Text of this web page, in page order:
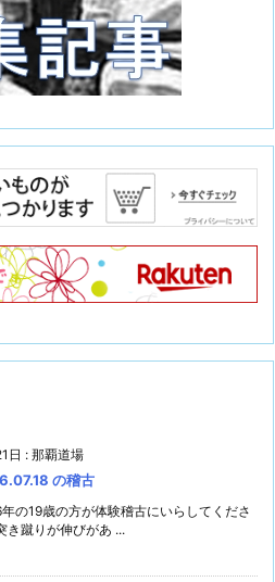
日 : 那覇道場
の稽古
の19歳の方が体験稽古にいらしてくださ
き蹴りが伸びがあ ...